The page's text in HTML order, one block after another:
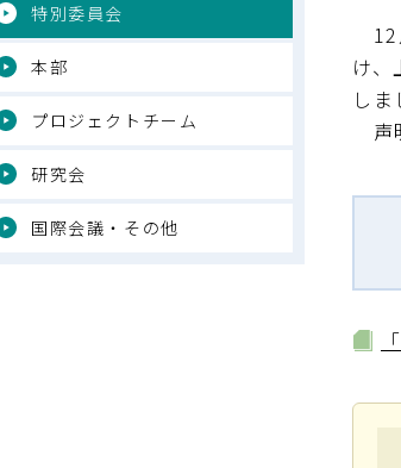
12
け
しま
声
特別委員会
本部
プロジェクトチーム
研究会
国際会議・その他